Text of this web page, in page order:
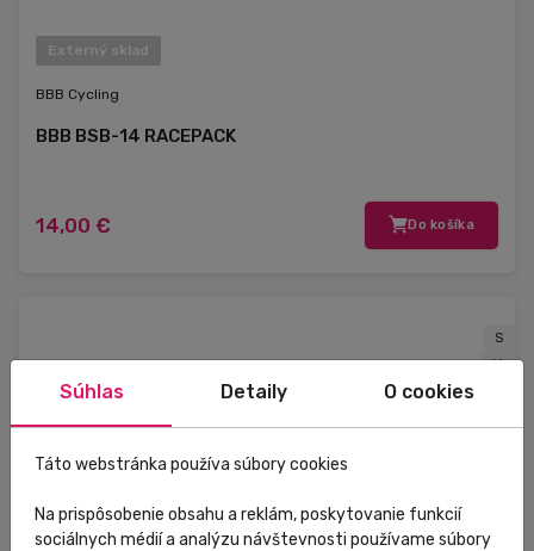
Externý sklad
BBB Cycling
BBB BSB-14 RACEPACK
14,00 € Do košíka
S
M
Súhlas Detaily O cookies
Táto webstránka používa súbory cookies
Na prispôsobenie obsahu a reklám, poskytovanie funkcií
sociálnych médií a analýzu návštevnosti používame súbory